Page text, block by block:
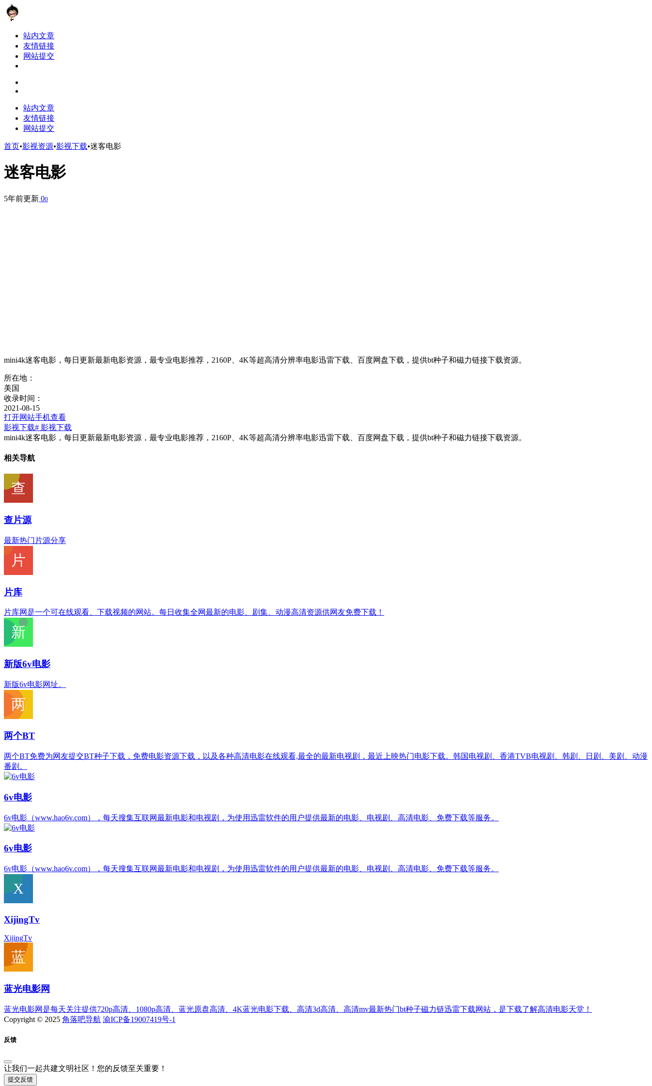
站内文章
友情链接
网站提交
站内文章
友情链接
网站提交
首页•影视资源•影视下载•迷客电影
迷客电影
5年前更新 00
mini4k迷客电影，每日更新最新电影资源，最专业电影推荐，2160P、4K等超高清分辨率电影迅雷下载、百度网盘下载，提供bt种子和磁力链接下载资源。
所在地：
美国
收录时间：
2021-08-15
打开网站手机查看
影视下载# 影视下载
mini4k迷客电影，每日更新最新电影资源，最专业电影推荐，2160P、4K等超高清分辨率电影迅雷下载、百度网盘下载，提供bt种子和磁力链接下载资源。
相关导航
查片源
最新热门片源分享
片库
片库网是一个可在线观看、下载视频的网站。每日收集全网最新的电影、剧集、动漫高清资源供网友免费下载！
新版6v电影
新版6v电影网址。
两个BT
两个BT免费为网友提交BT种子下载，免费电影资源下载，以及各种高清电影在线观看,最全的最新电视剧，最近上映热门电影下载。韩国电视剧、香港TVB电视剧、韩剧、日剧、美剧、动漫
番剧。
6v电影
6v电影（www.hao6v.com），每天搜集互联网最新电影和电视剧，为使用迅雷软件的用户提供最新的电影、电视剧、高清电影、免费下载等服务。
6v电影
6v电影（www.hao6v.com），每天搜集互联网最新电影和电视剧，为使用迅雷软件的用户提供最新的电影、电视剧、高清电影、免费下载等服务。
XijingTv
XijingTv
蓝光电影网
蓝光电影网是每天关注提供720p高清、1080p高清、蓝光原盘高清、4K蓝光电影下载、高清3d高清、高清mv最新热门bt种子磁力链迅雷下载网站，是下载了解高清电影天堂！
Copyright © 2025 角落吧导航 渝ICP备19007419号-1
反馈
让我们一起共建文明社区！您的反馈至关重要！
提交反馈